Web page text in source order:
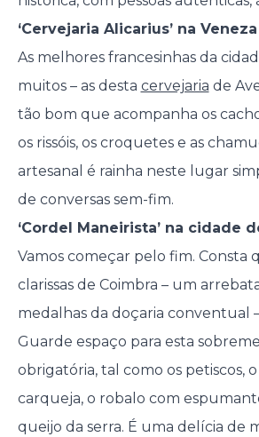
‘Cervejaria Alicarius’ na
As melhores francesinhas da
muitos – as desta cervejaria de
tão bom que acompanha os
os rissóis, os croquetes e as
artesanal é rainha neste lugar
de conversas sem-fim.
‘Cordel Maneirista’ na cidade
Vamos começar pelo fim. Consta
clarissas de Coimbra – um
medalhas da doçaria conventual
Guarde espaço para esta
obrigatória, tal como os petiscos,
carqueja, o robalo com
queijo da serra. É uma delícia de